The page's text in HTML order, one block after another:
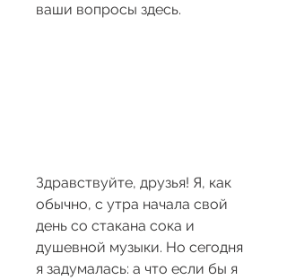
ваши вопросы здесь.
Здравствуйте, друзья! Я, как
обычно, с утра начала свой
день со стакана сока и
душевной музыки. Но сегодня
я задумалась: а что если бы я